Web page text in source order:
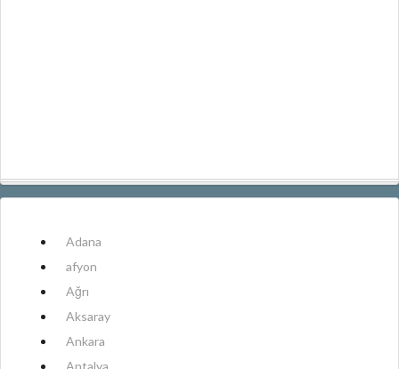
Adana
afyon
Ağrı
Aksaray
Ankara